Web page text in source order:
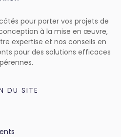
pour porter vos projets de
à la mise en œuvre,
expertise et nos conseils en
pour des solutions efficaces
DU SITE